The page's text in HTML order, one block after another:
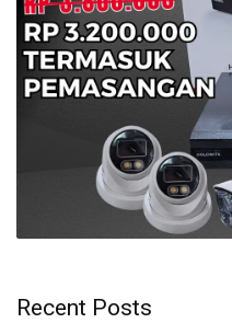
Recent Posts